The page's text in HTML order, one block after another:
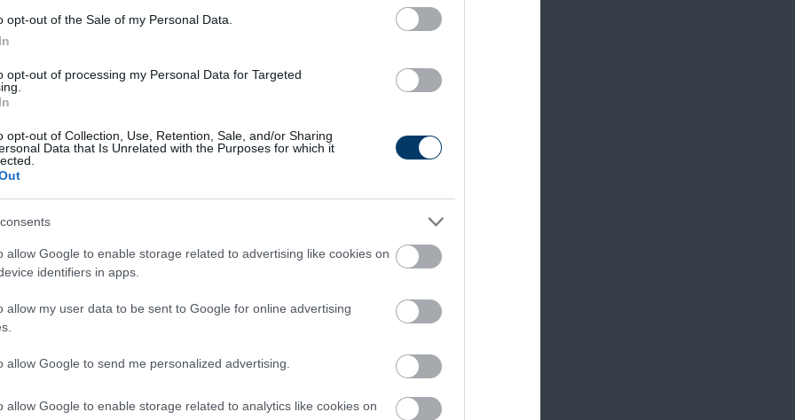
opt-out of the Sale of my Personal Data.
opt-out of processing my Personal Data for Targeted
opt-out of Collection, Use, Retention, Sale, and/or Sharing
Data that Is Unrelated with the Purposes for which it
allow Google to enable storage related to advertising like cookies on
identifiers in apps.
allow my user data to be sent to Google for online advertising
allow Google to send me personalized advertising.
allow Google to enable storage related to analytics like cookies on